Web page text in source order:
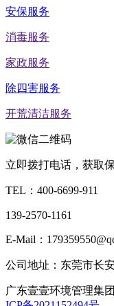
安保服务
消毒服务
家政服务
除四害服务
开荒清洁服务
立即拨打电话，获取
TEL： 400-6699-911
139-2570-1161
E-Mail：
公司地址：东莞市长
广东壹壹环境管理